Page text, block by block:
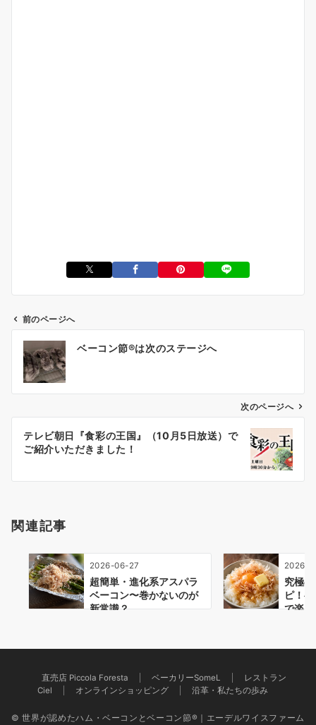
ン
前のページへ
ベーコン節®は次のステージへ
次のページへ
テレビ朝日『食彩の王国』（10月5日放送）で
ご紹介いただきました！
関連記事
2026-06-27
超簡単・進化系アスパラ
ベーコン〜巻かないのが
新常識？
2026-
究極
ピ！
で楽
直売店 Piccola Foresta ベーカリーSomeL
レストラン
Ciel
オンラインショッピング 沿革・私たちの歩み
© 世界が認めたハム・ベーコンとベーコン節®｜エーデルワイスファーム